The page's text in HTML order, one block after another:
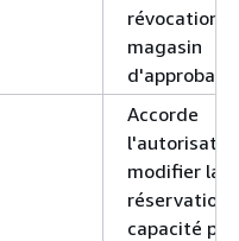
révocation
magasin
Accorde
modifier la
réservation
capacité